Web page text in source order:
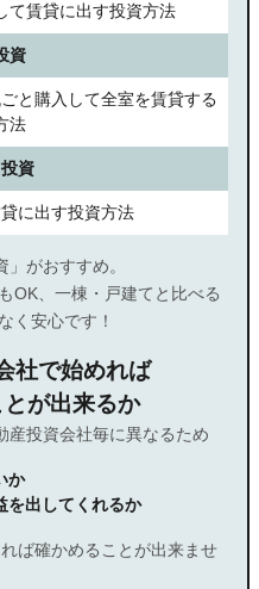
て賃貸に出す投資方法
資
と購入して全室を賃貸する
法
資
に出す投資方法
がおすすめ。
OK、一棟・戸建てと比べる
く安心です！
社で始めれば
が出来るか
産投資会社毎に異なるため
か
を出してくれるか
ば確かめることが出来ませ